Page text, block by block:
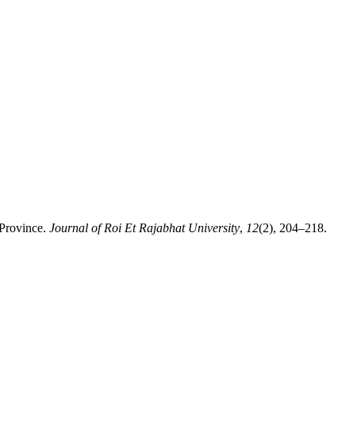
Journal of Roi Et Rajabhat University, 12(2), 204–218.